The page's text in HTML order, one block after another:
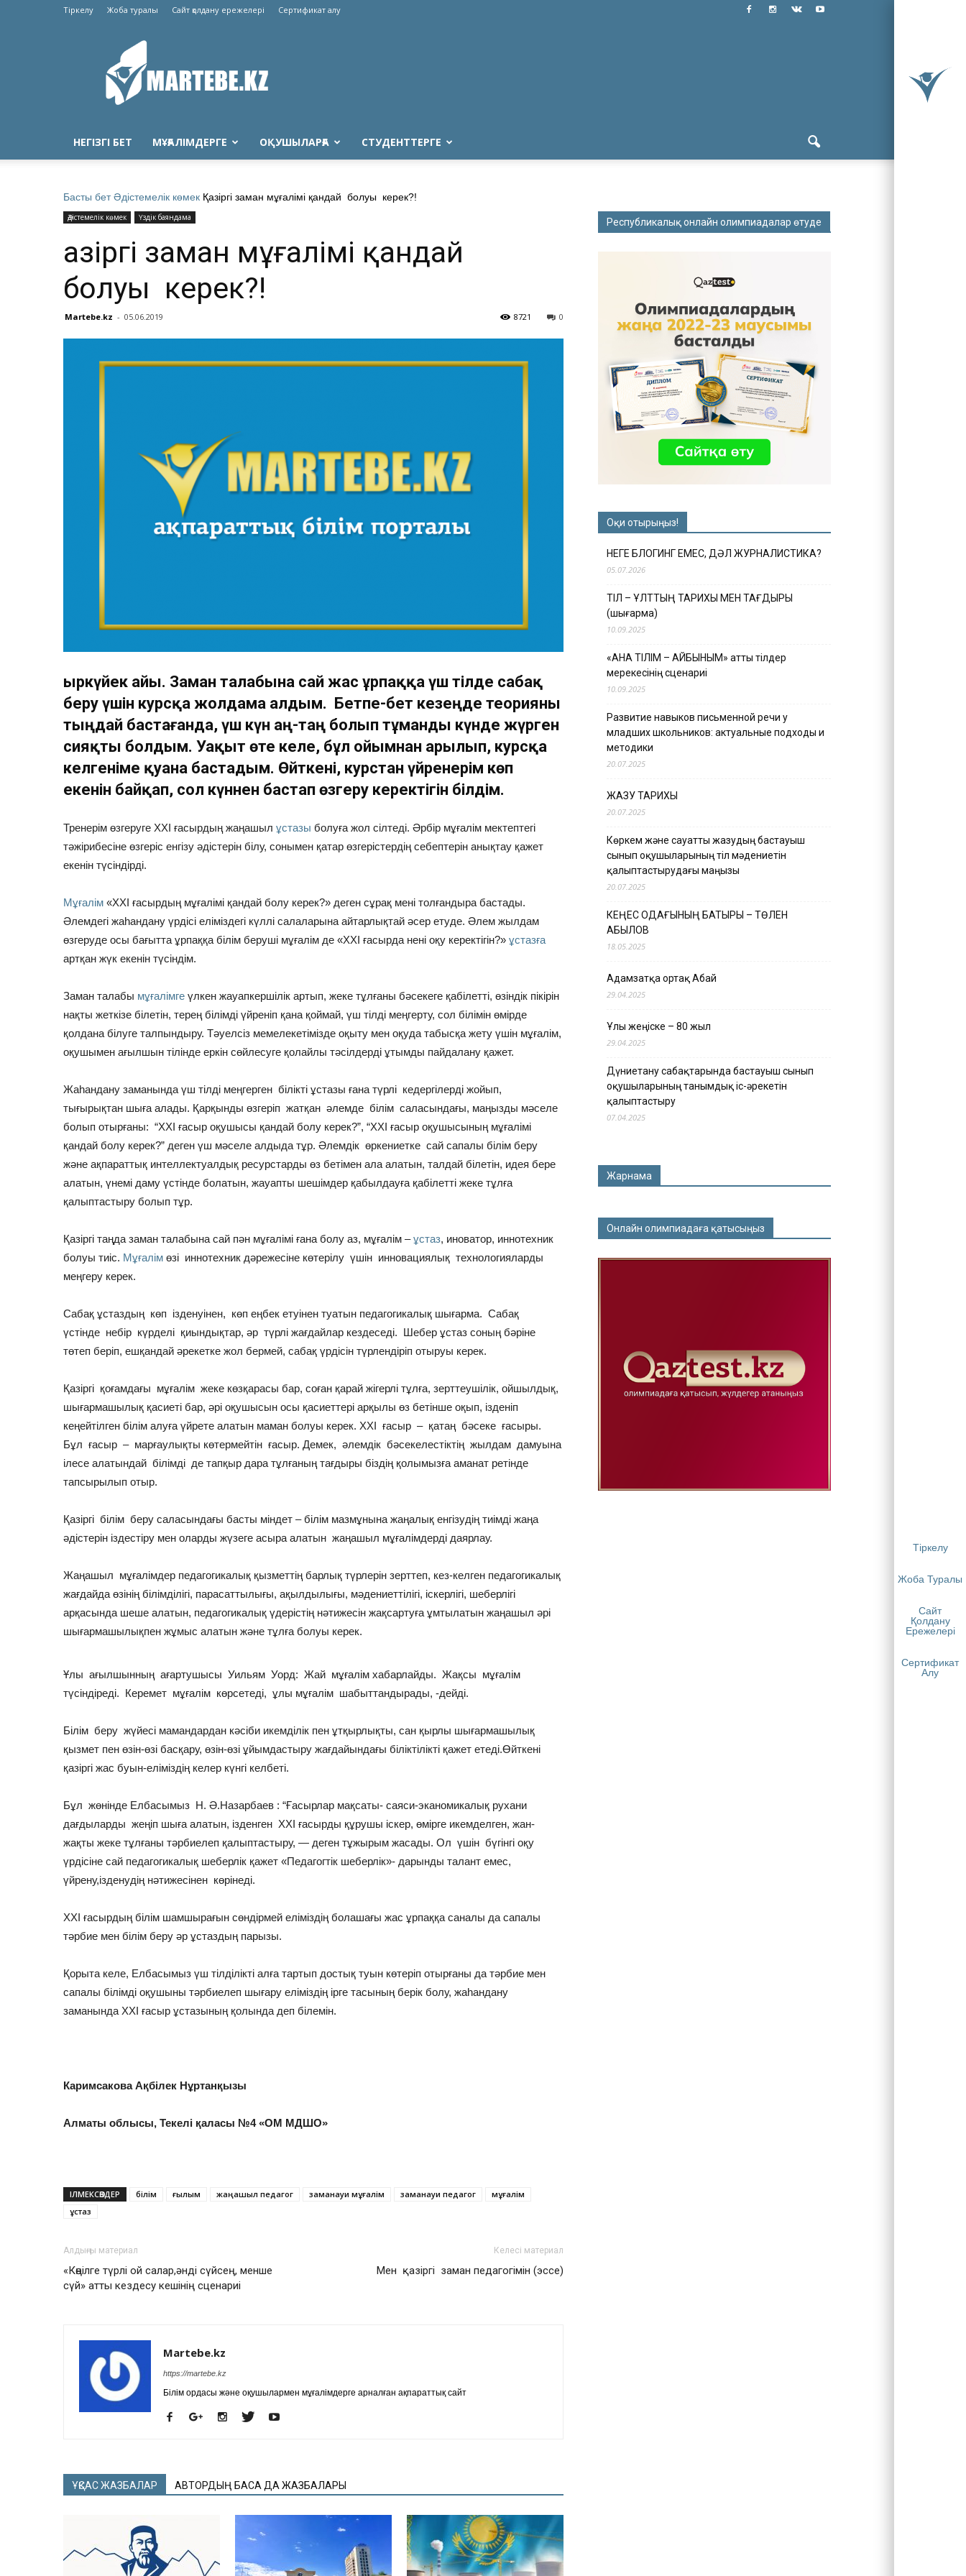
Тіркелу
Жоба Туралы
Сайт
Қолдану
Ережелері
Сертификат
Алу
Тіркелу Жоба туралы Сайт қолдану ережелері Сертификат алу
Martebe.kz
білім
сайты
НЕГІЗГІ БЕТ МҰҒАЛІМДЕРГЕ ОҚУШЫЛАРҒА СТУДЕНТТЕРГЕ
Басты бет Әдістемелік көмек Қазіргі заман мұғалімі қандай болуы керек?!
Әдістемелік көмек Үздік баяндама
Қазіргі заман мұғалімі қандай
болуы керек?!
Martebe.kz - 05.06.2019 0
8721
Қыркүйек айы. Заман талабына сай жас ұрпаққа үш тілде сабақ
беру үшін курсқа жолдама алдым. Бетпе-бет кезеңде теорияны
тыңдай бастағанда, үш күн аң-таң болып тұманды күнде жүрген
сияқты болдым. Уақыт өте келе, бұл ойымнан арылып, курсқа
келгеніме қуана бастадым. Өйткені, курстан үйренерім көп
екенін байқап, сол күннен бастап өзгеру керектігін білдім.
Тренерім өзгеруге ХХІ ғасырдың жаңашыл ұстазы болуға жол сілтеді. Әрбір мұғалім мектептегі
тәжірибесіне өзгеріс енгізу әдістерін білу, сонымен қатар өзгерістердің себептерін анықтау қажет
екенін түсіндірді.
Мұғалім «ХХІ ғасырдың мұғалімі қандай болу керек?» деген сұрақ мені толғандыра бастады.
Әлемдегі жаһандану үрдісі еліміздегі күллі салаларына айтарлықтай әсер етуде. Әлем жылдам
өзгеруде осы бағытта ұрпаққа білім беруші мұғалім де «ХХІ ғасырда нені оқу керектігін?» ұстазға
артқан жүк екенін түсіндім.
Заман талабы мұғалімге үлкен жауапкершілік артып, жеке тұлғаны бәсекеге қабілетті, өзіндік пікірін
нақты жеткізе білетін, терең білімді үйреніп қана қоймай, үш тілді меңгерту, сол білімін өмірде
қолдана білуге талпындыру. Тәуелсіз мемелекетімізде оқыту мен оқуда табысқа жету үшін мұғалім,
оқушымен ағылшын тілінде еркін сөйлесуге қолайлы тәсілдерді ұтымды пайдалану қажет.
Жаһандану заманында үш тілді меңгерген білікті ұстазы ғана түрлі кедергілерді жойып,
тығырықтан шыға алады. Қарқынды өзгеріп жатқан әлемде білім саласындағы, маңызды мәселе
болып отырғаны: “ХХІ ғасыр оқушысы қандай болу керек?”, “ХХІ ғасыр оқушысының мұғалімі
қандай болу керек?” деген үш мәселе алдыда тұр. Әлемдік өркениетке сай сапалы білім беру
және ақпараттық интеллектуалдық ресурстарды өз бетімен ала алатын, талдай білетін, идея бере
алатын, үнемі даму үстінде болатын, жауапты шешімдер қабылдауға қабілетті жеке тұлға
қалыптастыру болып тұр.
Қазіргі таңда заман талабына сай пән мұғалімі ғана болу аз, мұғалім –ұстаз, иноватор, иннотехник
болуы тиіс. Мұғалім өзі иннотехник дәрежесіне көтерілу үшін инновациялық технологияларды
меңгеру керек.
Сабақ ұстаздың көп ізденуінен, көп еңбек етуінен туатын педагогикалық шығарма. Сабақ
үстінде небір күрделі қиындықтар, әр түрлі жағдайлар кездеседі. Шебер ұстаз соның бәріне
төтеп беріп, ешқандай әрекетке жол бермей, сабақ үрдісін түрлендіріп отыруы керек.
Қазіргі қоғамдағы мұғалім жеке көзқарасы бар, соған қарай жігерлі тұлға, зерттеушілік, ойшылдық,
шығармашылық қасиеті бар, әрі оқушысын осы қасиеттері арқылы өз бетінше оқып, ізденіп
кеңейтілген білім алуға үйрете алатын маман болуы керек. ХХІ ғасыр – қатаң бәсеке ғасыры.
Бұл ғасыр – марғаулықты көтермейтін ғасыр. Демек, әлемдік бәсекелестіктің жылдам дамуына
ілесе алатындай білімді де тапқыр дара тұлғаның тағдыры біздің қолымызға аманат ретінде
тапсырылып отыр.
Қазіргі білім беру саласындағы басты міндет – білім мазмұнына жаңалық енгізудің тиімді жаңа
әдістерін іздестіру мен оларды жүзеге асыра алатын жаңашыл мұғалімдерді даярлау.
Жаңашыл мұғалімдер педагогикалық қызметтің барлық түрлерін зерттеп, кез-келген педагогикалық
жағдайда өзінің білімділігі, парасаттылығы, ақылдылығы, мәдениеттілігі, іскерлігі, шеберлігі
арқасында шеше алатын, педагогикалық үдерістің нәтижесін жақсартуға ұмтылатын жаңашыл әрі
шығармашылықпен жұмыс алатын және тұлға болуы керек.
Ұлы ағылшынның ағартушысы Уильям Уорд: Жай мұғалім хабарлайды. Жақсы мұғалім
түсіндіреді. Керемет мұғалім көрсетеді, ұлы мұғалім шабыттандырады, -дейді.
Білім беру жүйесі мамандардан кәсіби икемділік пен ұтқырлықты, сан қырлы шығармашылық
қызмет пен өзін-өзі басқару, өзін-өзі ұйымдастыру жағдайындағы біліктілікті қажет етеді.Өйткені
қазіргі жас буын-еліміздің келер күнгі келбеті.
Бұл жөнінде Елбасымыз Н. Ә.Назарбаев : “Ғасырлар мақсаты- саяси-эканомикалық рухани
дағдыларды жеңіп шыға алатын, ізденген ХХІ ғасырды құрушы іскер, өмірге икемделген, жан-
жақты жеке тұлғаны тәрбиелеп қалыптастыру, — деген тұжырым жасады. Ол үшін бүгінгі оқу
үрдісіне сай педагогикалық шеберлік қажет «Педагогтік шеберлік»- дарынды талант емес,
үйрену,ізденудің нәтижесінен көрінеді.
ХХІ ғасырдың білім шамшырағын сөндірмей еліміздің болашағы жас ұрпаққа саналы да сапалы
тәрбие мен білім беру әр ұстаздың парызы.
Қорыта келе, Елбасымыз үш тілділікті алға тартып достық туын көтеріп отырғаны да тәрбие мен
сапалы білімді оқушыны тәрбиелеп шығару еліміздің ірге тасының берік болу, жаһандану
заманында ХХІ ғасыр ұстазының қолында деп білемін.
Каримсакова Ақбілек Нұртанқызы
Алматы облысы, Текелі қаласы №4 «ОМ МДШО»
ІЛМЕКСӨЗДЕР білім ғылым жаңашыл педагог заманауи мұғалім заманауи педагог
мұғалім
ұстаз
Алдыңғы материал
«Көңілге түрлі ой салар,әнді сүйсең, менше
сүй» атты кездесу кешінің сценариі
Келесі материал
Мен қазіргі заман педагогімін (эссе)
Martebe.kz
https://martebe.kz
Білім ордасы және оқушылармен мұғалімдерге арналған ақпараттық сайт
ҰҚСАС ЖАЗБАЛАР АВТОРДЫҢ БАСҚА ДА ЖАЗБАЛАРЫ
Республикалық онлайн олимпиадалар өтуде
Оқи отырыңыз!
НЕГЕ БЛОГИНГ ЕМЕС, ДӘЛ ЖУРНАЛИСТИКА?
05.07.2026
ТІЛ – ҰЛТТЫҢ ТАРИХЫ МЕН ТАҒДЫРЫ
(шығарма)
10.09.2025
«АНА ТІЛІМ – АЙБЫНЫМ» атты тілдер
мерекесінің сценариі
10.09.2025
Развитие навыков письменной речи у
младших школьников: актуальные подходы и
методики
20.07.2025
ЖАЗУ ТАРИХЫ
20.07.2025
Көркем және сауатты жазудың бастауыш
сынып оқушыларының тіл мәдениетін
қалыптастырудағы маңызы
20.07.2025
КЕҢЕС ОДАҒЫНЫҢ БАТЫРЫ – ТӨЛЕН
ҚАБЫЛОВ
18.05.2025
Адамзатқа ортақ Абай
29.04.2025
Ұлы жеңіске – 80 жыл
29.04.2025
Дүниетану сабақтарында бастауыш сынып
оқушыларының танымдық іс-әрекетін
қалыптастыру
07.04.2025
Жарнама
Онлайн олимпиадаға қатысыңыз